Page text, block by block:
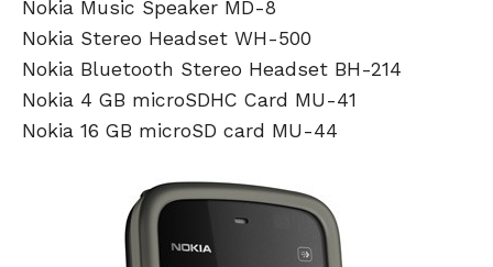
Nokia Music Speaker MD-8
Nokia Stereo Headset WH-500
Nokia Bluetooth Stereo Headset BH-214
Nokia 4 GB microSDHC Card MU-41
Nokia 16 GB microSD card MU-44